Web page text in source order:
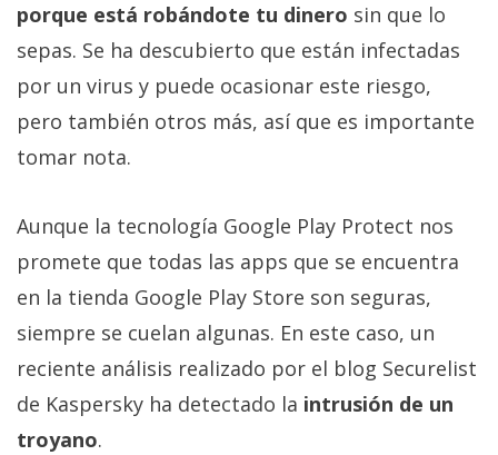
+
Más
temas
Sorteos
Foros
Contacto
/
Sobre
nosotros
/
Publicidad
porque está robándote tu dinero sin que lo
sepas. Se ha descubierto que están infectadas
por un virus y puede ocasionar este riesgo,
pero también otros más, así que es importante
tomar nota.
Aunque la tecnología Google Play Protect nos
promete que todas las apps que se encuentra
en la tienda Google Play Store son seguras,
siempre se cuelan algunas. En este caso, un
reciente análisis realizado por el blog Securelist
de Kaspersky ha detectado la intrusión de un
troyano.